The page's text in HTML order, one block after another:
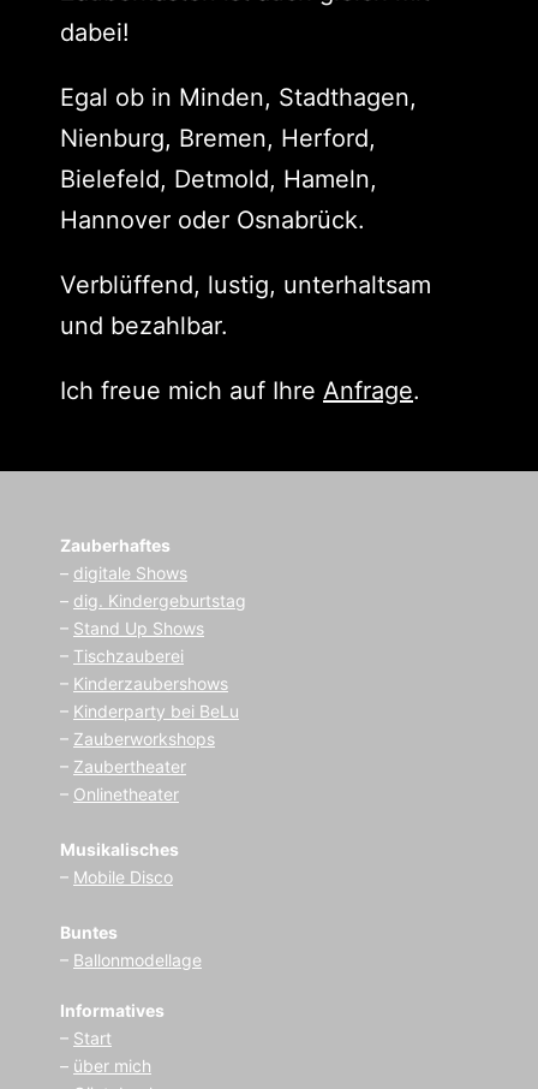
dabei!
Egal ob in Minden, Stadthagen,
Nienburg, Bremen, Herford,
Bielefeld, Detmold, Hameln,
Hannover oder Osnabrück.
Verblüffend, lustig, unterhaltsam
und bezahlbar.
Ich freue mich auf Ihre Anfrage.
Zauberhaftes
– digitale Shows
– dig. Kindergeburtstag
– Stand Up Shows
– Tischzauberei
– Kinderzaubershows
– Kinderparty bei BeLu
– Zauberworkshops
– Zaubertheater
– Onlinetheater
Musikalisches
– Mobile Disco
Buntes
– Ballonmodellage
Informatives
– Start
– über mich